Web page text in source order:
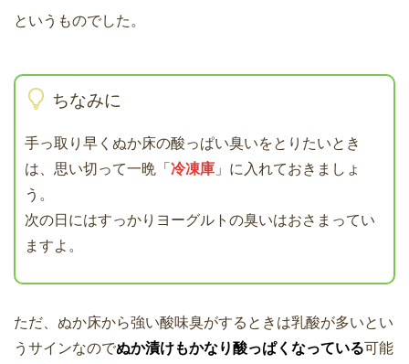
というものでした。
ちなみに
手っ取り早くぬか床の酸っぱい臭いをとりたいとき
は、思い切って一晩「 冷凍庫 」に入れておきましょ
う。
次の日にはすっかりヨーグルトの臭いはおさまってい
ますよ。
ただ、ぬか床から強い酸味臭がするときは乳酸が多いとい
うサインなのでぬか漬けもかなり酸っぱくなっている可能